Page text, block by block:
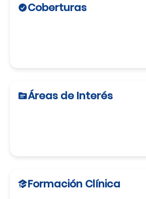
Coberturas
Áreas de Interés
Formación Clínica